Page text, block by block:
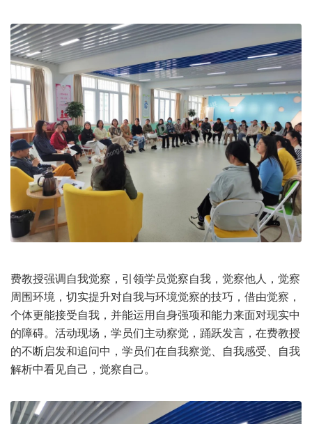
费教授强调自我觉察，引领学员觉察自我，觉察他人，觉察
周围环境，切实提升对自我与环境觉察的技巧，借由觉察，
个体更能接受自我，并能运用自身强项和能力来面对现实中
的障碍。活动现场，学员们主动察觉，踊跃发言，在费教授
的不断启发和追问中，学员们在自我察觉、自我感受、自我
解析中看见自己，觉察自己。